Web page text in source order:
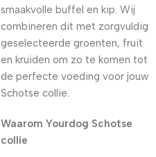
smaakvolle buffel en kip. Wij
combineren dit met zorgvuldig
geselecteerde groenten, fruit
en kruiden om zo te komen tot
de perfecte voeding voor jouw
Schotse collie.
Waarom Yourdog Schotse
collie